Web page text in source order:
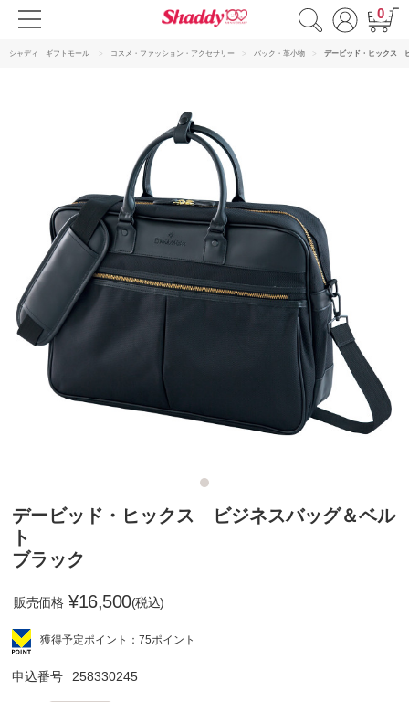
0
シャディ ギフトモール コスメ・ファッション・アクセサリー バック・革小物 デービッド・ヒックス
デービッド・ヒックス ビジネスバッグ＆ベル
ト
ブラック
販売価格 ¥16,500(税込)
獲得予定ポイント：75ポイント
申込番号 258330245